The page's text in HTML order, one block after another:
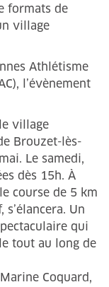
formats de
village
Athlétisme
l’évènement
village
Brouzet-lès-
Le samedi,
dès 15h. À
course de 5 km
Un
qui
tout au long de
Coquard,